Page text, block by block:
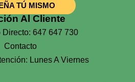
TÚ MISMO
Al Cliente
Directo: 647 647 730
Contacto
Lunes A Viernes